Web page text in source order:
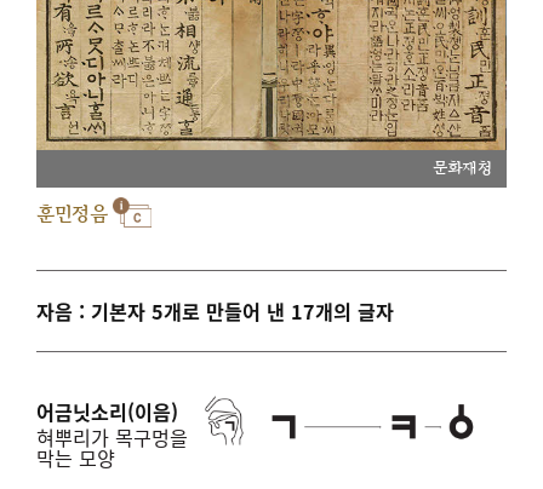
문화재청
훈민정음
자음 : 기본자 5개로 만들어 낸 17개의 글자
어금닛소리(이음)
혀뿌리가 목구멍을
막는 모양